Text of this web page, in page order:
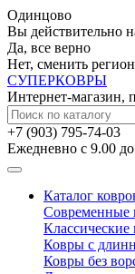
Одинцово
Вы действительно
Да, все верно
Нет, сменить регион
СУПЕРКОВРЫ
Интернет-магазин,
+7 (903) 795-74-03
Ежедневно с 9.00
Каталог
Современные
Классические
Ковры с
Ковры без